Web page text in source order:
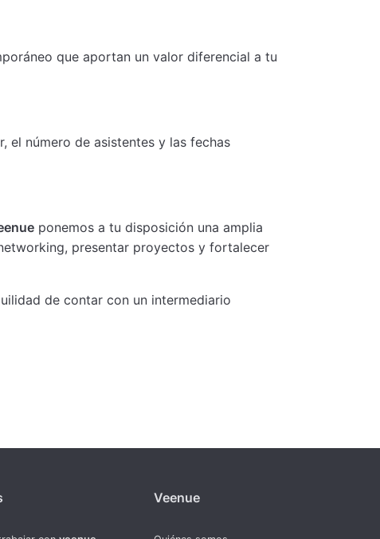
que aportan un valor diferencial a tu
el número de asistentes y las fechas
ponemos a tu disposición una amplia
presentar proyectos y fortalecer
de contar con un intermediario
Veenue